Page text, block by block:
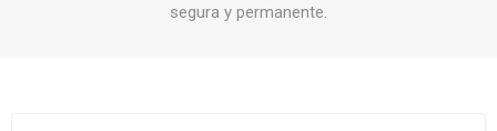
segura y permanente.